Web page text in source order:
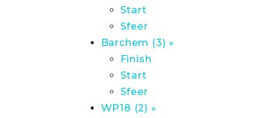
Start
Sfeer
Barchem (3) »
Finish
Start
Sfeer
WP18 (2) »